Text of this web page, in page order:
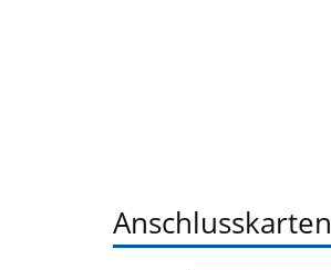
Anschlusskarten